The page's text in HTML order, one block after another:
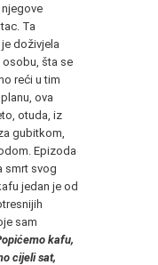
Ta
doživjela
osobu, šta se
reći u tim
ova
otuda, iz
gubitkom,
Epizoda
smrt svog
jedan je od
sam
kafu,
cijeli sat,